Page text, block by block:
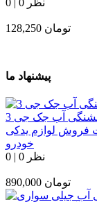
0 | 0 نظر
128,250 تومان
پیشنهاد ما
فروش لوازم یدکی
خودرو
0 | 0 نظر
890,000 تومان